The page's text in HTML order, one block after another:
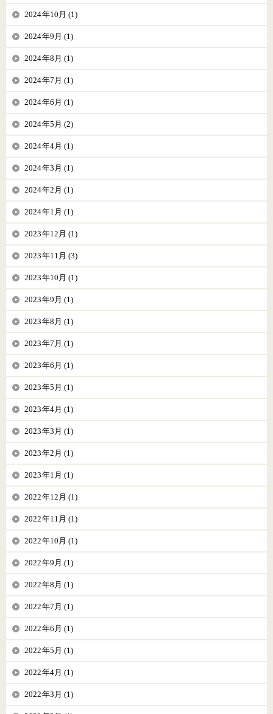
2024年10月 (1)
2024年9月 (1)
2024年8月 (1)
2024年7月 (1)
2024年6月 (1)
2024年5月 (2)
2024年4月 (1)
2024年3月 (1)
2024年2月 (1)
2024年1月 (1)
2023年12月 (1)
2023年11月 (3)
2023年10月 (1)
2023年9月 (1)
2023年8月 (1)
2023年7月 (1)
2023年6月 (1)
2023年5月 (1)
2023年4月 (1)
2023年3月 (1)
2023年2月 (1)
2023年1月 (1)
2022年12月 (1)
2022年11月 (1)
2022年10月 (1)
2022年9月 (1)
2022年8月 (1)
2022年7月 (1)
2022年6月 (1)
2022年5月 (1)
2022年4月 (1)
2022年3月 (1)